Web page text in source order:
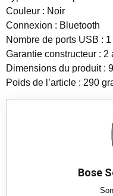
Couleur : Noir
Connexion : Bluetooth
Nombre de ports USB : 1
Garantie constructeur : 2
Dimensions du produit :
Poids de l’article : 290
Bose